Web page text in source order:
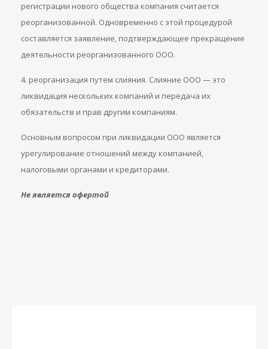
регистрации нового общества компания считается
реорганизованной. Одновременно с этой процедурой
составляется заявление, подтверждающее прекращение
деятельности реорганизованного ООО.
4. реорганизация путем слияния. Слияние ООО — это
ликвидация нескольких компаний и передача их
обязательств и прав другим компаниям.
Основным вопросом при ликвидации ООО является
урегулирование отношений между компанией,
налоговыми органами и кредиторами.
Не является офертой